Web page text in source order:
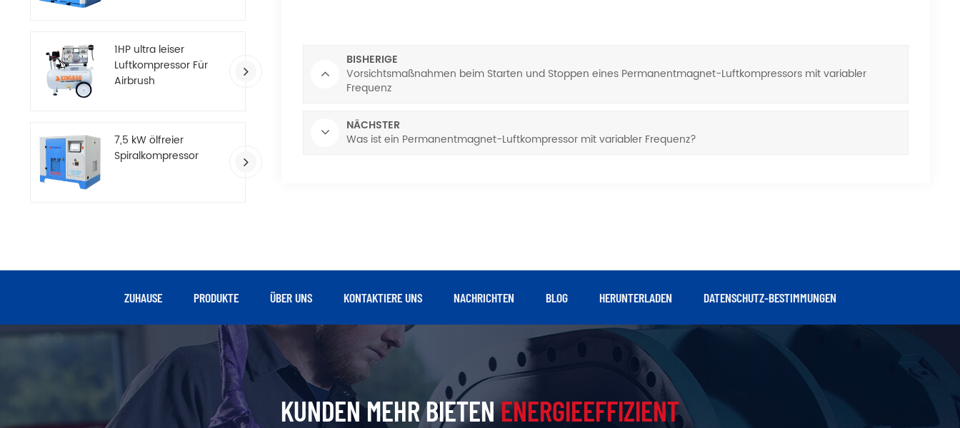
1HP ultra leiser
Luftkompressor Für
Airbrush
7,5 kW ölfreier
Spiralkompressor
BISHERIGE
Vorsichtsmaßnahmen beim Starten und Stoppen eines Permanentmagnet-Luftkompressors mit variabler
Frequenz
NÄCHSTER
Was ist ein Permanentmagnet-Luftkompressor mit variabler Frequenz?
ZUHAUSE PRODUKTE ÜBER UNS KONTAKTIERE UNS NACHRICHTEN BLOG HERUNTERLADEN DATENSCHUTZ-BESTIMMUNGEN
KUNDEN MEHR BIETENENERGIEEFFIZIENT